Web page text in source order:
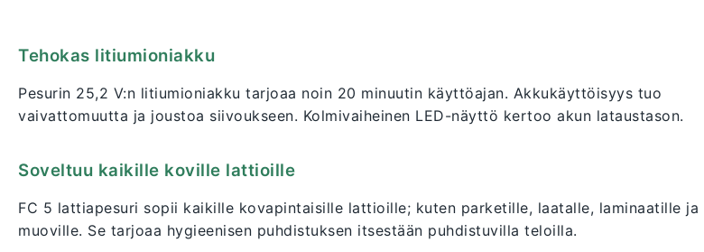
Tehokas litiumioniakku
Pesurin 25,2 V:n litiumioniakku tarjoaa noin 20 minuutin käyttöajan. Akkukäyttöisyys tuo
vaivattomuutta ja joustoa siivoukseen. Kolmivaiheinen LED-näyttö kertoo akun lataustason.
Soveltuu kaikille koville lattioille
FC 5 lattiapesuri sopii kaikille kovapintaisille lattioille; kuten parketille, laatalle, laminaatille ja
muoville. Se tarjoaa hygieenisen puhdistuksen itsestään puhdistuvilla teloilla.